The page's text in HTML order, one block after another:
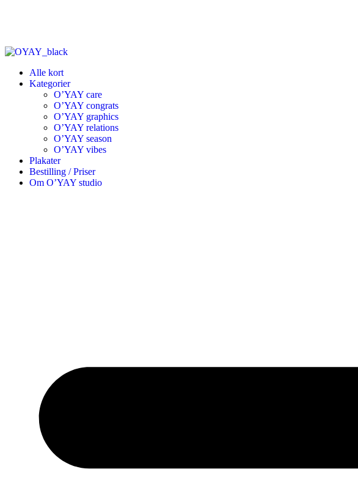
Alle kort
Kategorier
O’YAY care
O’YAY congrats
O’YAY graphics
O’YAY relations
O’YAY season
O’YAY vibes
Plakater
Bestilling / Priser
Om O’YAY studio